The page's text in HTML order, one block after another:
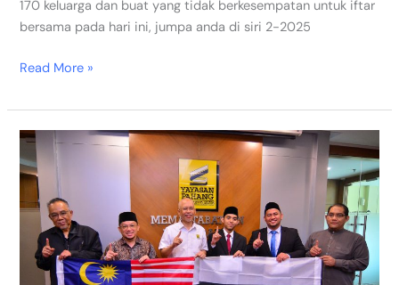
170 keluarga dan buat yang tidak berkesempatan untuk iftar
bersama pada hari ini, jumpa anda di siri 2-2025
Read More »
Selamat
Berangkat
Imam
Global
MTNP